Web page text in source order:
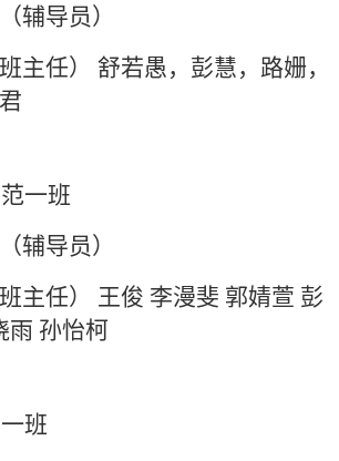
辅导员）
主任） 舒若愚，彭慧，路姗，
一班
辅导员）
主任） 王俊 李漫斐 郭婧萱 彭
雨 孙怡柯
班